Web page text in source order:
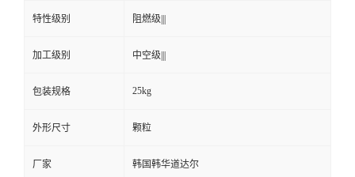
特性级别 阻燃级|||
加工级别 中空级|||
包装规格 25kg
外形尺寸 颗粒
厂家 韩国韩华道达尔